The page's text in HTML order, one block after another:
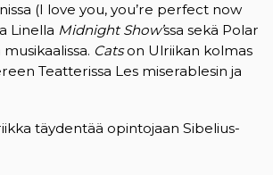
(I love you, you’re perfect now
Linella Midnight Show’ssa sekä Polar
Catson Ulriikan kolmas
Teatterissa Les miserablesin ja
täydentää opintojaan Sibelius-